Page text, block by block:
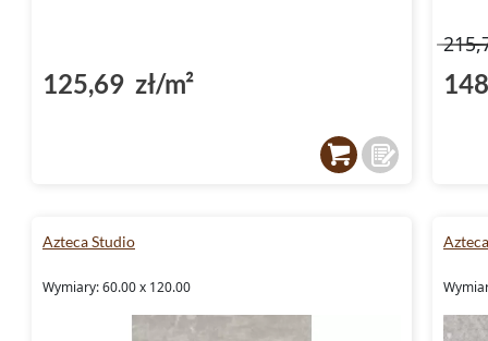
125,69 zł/m²
Azteca Studio
Wymiary: 60.00 x 120.00